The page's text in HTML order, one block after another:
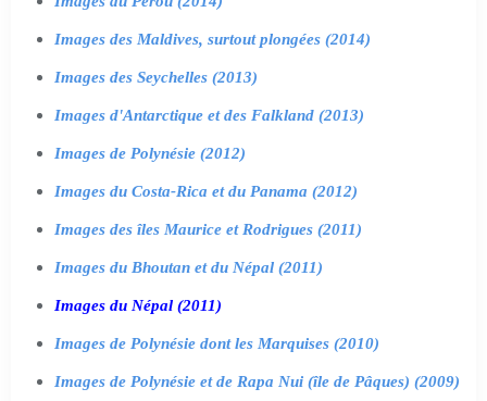
Images des Maldives, surtout plongées (2014)
Images des Seychelles (2013)
Images d'Antarctique et des Falkland (2013)
Images de Polynésie (2012)
Images du Costa-Rica et du Panama (2012)
Images des îles Maurice et Rodrigues (2011)
Images du Bhoutan et du Népal (2011)
Images du Népal (2011)
Images de Polynésie dont les Marquises (2010)
Images de Polynésie et de Rapa Nui (île de Pâques) (2009)